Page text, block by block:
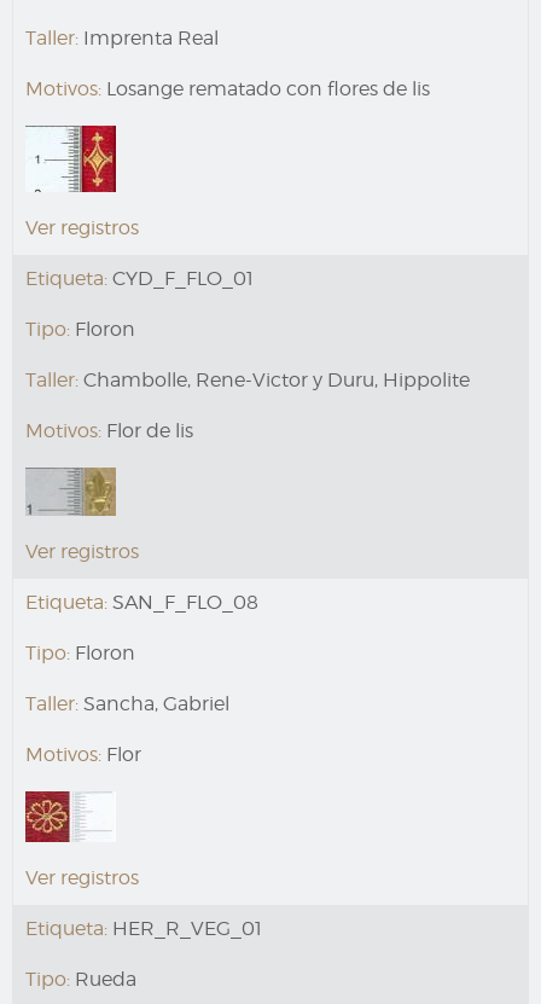
Taller: Imprenta Real
Motivos: Losange rematado con flores de lis
Ver registros
Etiqueta: CYD_F_FLO_01
Tipo: Floron
Taller: Chambolle, Rene-Victor y Duru, Hippolite
Motivos: Flor de lis
Ver registros
Etiqueta: SAN_F_FLO_08
Tipo: Floron
Taller: Sancha, Gabriel
Motivos: Flor
Ver registros
Etiqueta: HER_R_VEG_01
Tipo: Rueda